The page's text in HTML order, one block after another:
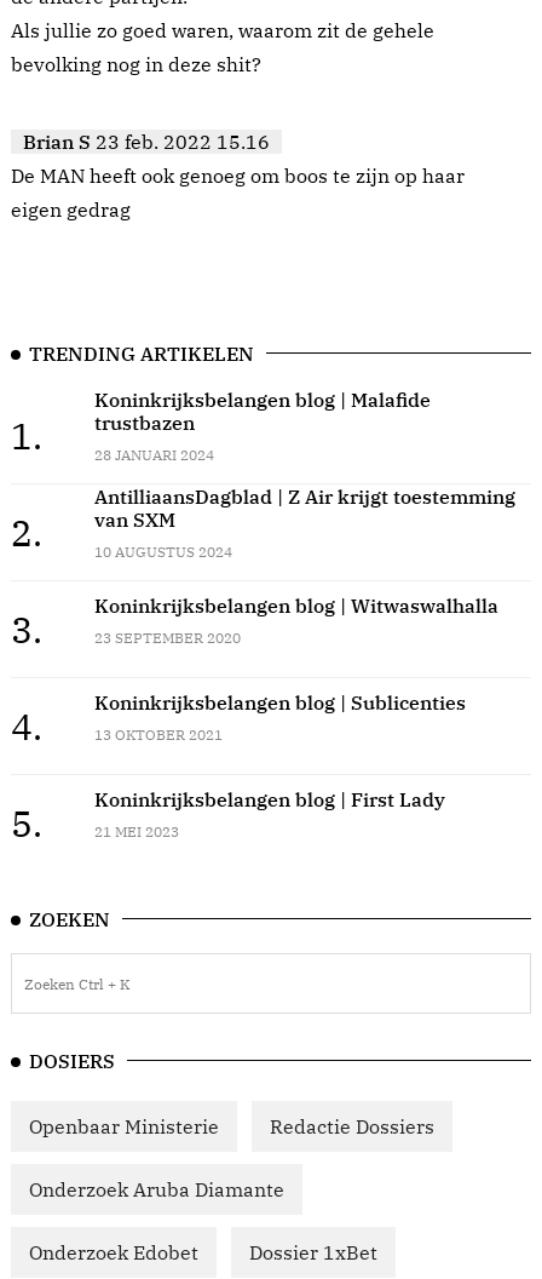
Als jullie zo goed waren, waarom zit de gehele
bevolking nog in deze shit?
Brian S 23 feb. 2022 15.16
De MAN heeft ook genoeg om boos te zijn op haar
eigen gedrag
TRENDING ARTIKELEN
1.
Koninkrijksbelangen blog | Malafide
trustbazen
28 JANUARI 2024
2.
AntilliaansDagblad | Z Air krijgt toestemming
van SXM
10 AUGUSTUS 2024
3.
Koninkrijksbelangen blog | Witwaswalhalla
23 SEPTEMBER 2020
4.
Koninkrijksbelangen blog | Sublicenties
13 OKTOBER 2021
5.
Koninkrijksbelangen blog | First Lady
21 MEI 2023
ZOEKEN
DOSIERS
Openbaar Ministerie Redactie Dossiers
Onderzoek Aruba Diamante
Onderzoek Edobet Dossier 1xBet